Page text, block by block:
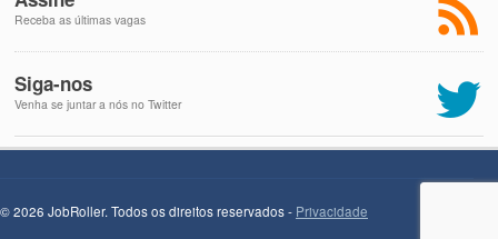
Receba as últimas vagas
Siga-nos
Venha se juntar a nós no Twitter
© 2026 JobRoller. Todos os direitos reservados - Privacidade